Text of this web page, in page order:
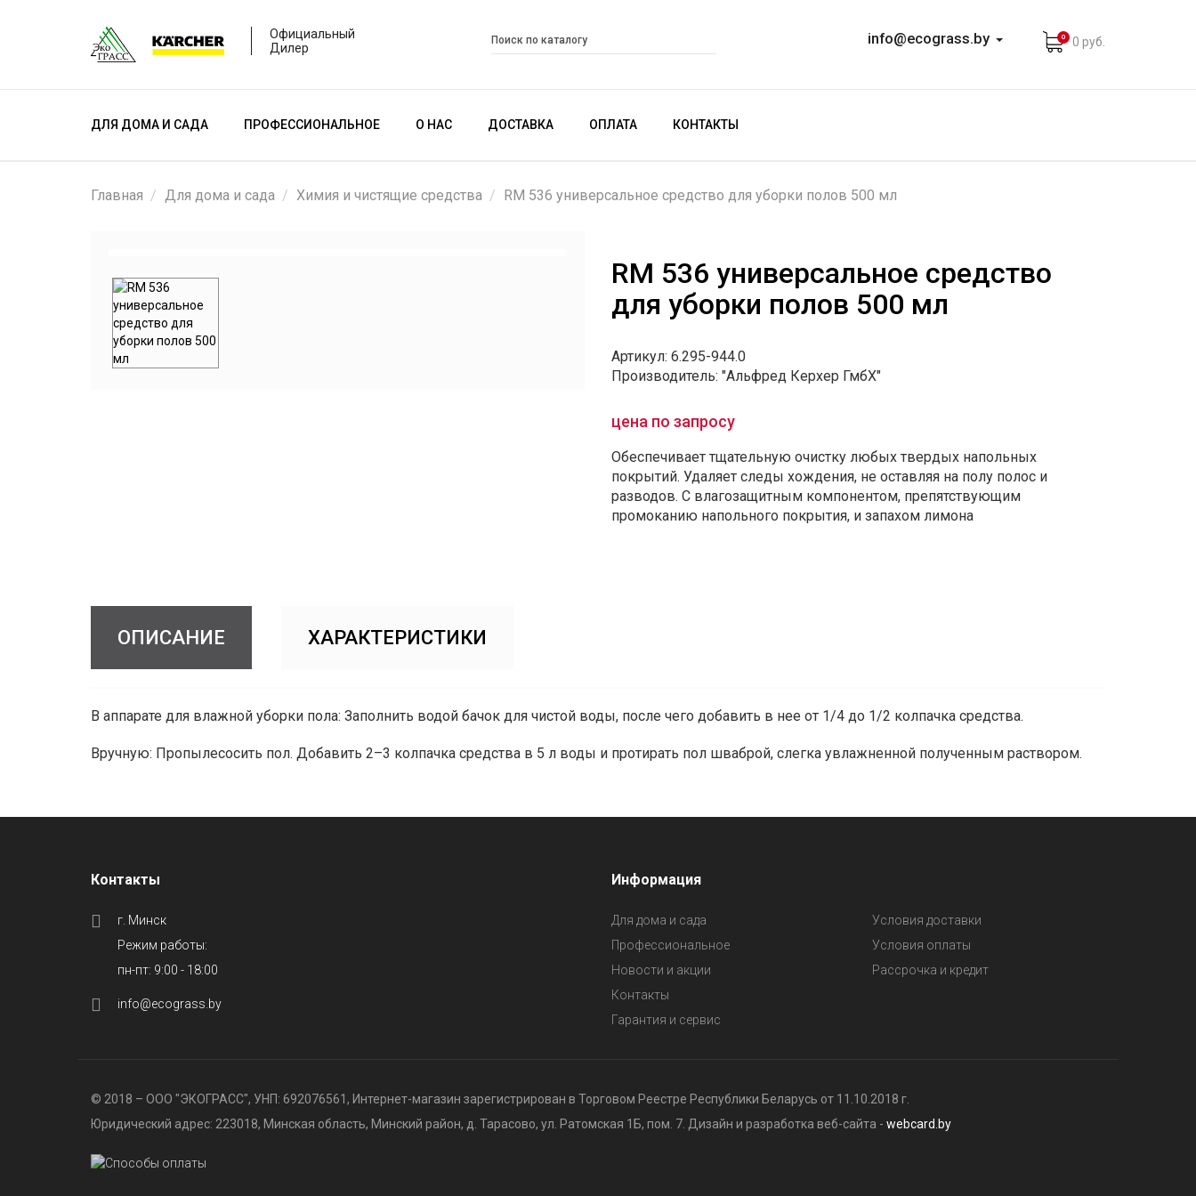
Официальный
Дилер
0 0 руб.
info@ecograss.by
ДЛЯ ДОМА И САДА ПРОФЕССИОНАЛЬНОЕ О НАС ДОСТАВКА ОПЛАТА КОНТАКТЫ
Главная Для дома и сада Химия и чистящие средства RM 536 универсальное средство для уборки полов 500 мл
RM 536 универсальное средство
для уборки полов 500 мл
Артикул: 6.295-944.0
Производитель: "Альфред Керхер ГмбХ"
цена по запросу
Обеспечивает тщательную очистку любых твердых напольных
покрытий. Удаляет следы хождения, не оставляя на полу полос и
разводов. С влагозащитным компонентом, препятствующим
промоканию напольного покрытия, и запахом лимона
ОПИСАНИЕ ХАРАКТЕРИСТИКИ
В аппарате для влажной уборки пола: Заполнить водой бачок для чистой воды, после чего добавить в нее от 1/4 до 1/2 колпачка средства.
Вручную: Пропылесосить пол. Добавить 2–3 колпачка средства в 5 л воды и протирать пол шваброй, слегка увлажненной полученным раствором.
Контакты
г. Минск
Режим работы:
пн-пт: 9:00 - 18:00
info@ecograss.by
Информация
Для дома и сада
Профессиональное
Новости и акции
Контакты
Гарантия и сервис
Условия доставки
Условия оплаты
Рассрочка и кредит
© 2018 – ООО "ЭКОГРАСС", УНП: 692076561, Интернет-магазин зарегистрирован в Торговом Реестре Республики Беларусь от 11.10.2018 г.
Юридический адрес: 223018, Минская область, Минский район, д. Тарасово, ул. Ратомская 1Б, пом. 7. Дизайн и разработка веб-сайта - webcard.by